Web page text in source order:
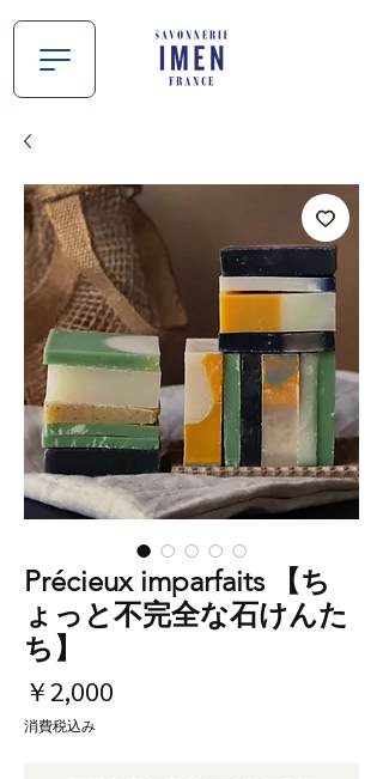
Précieux imparfaits 【ち
ょっと不完全な石けんた
ち】
￥2,000
消費税込み